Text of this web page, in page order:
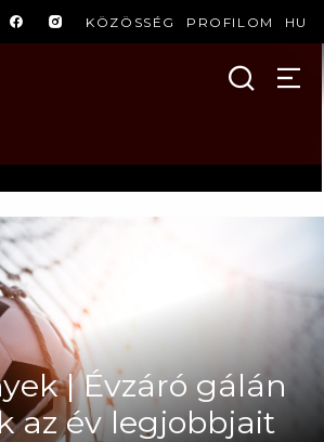
KÖZÖSSÉG PROFILOM HU
| Évzáró gálán
az év legjobbjait